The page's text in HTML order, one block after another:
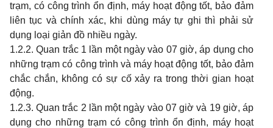
trạm, có công trình ổn định, máy hoạt động tốt, bảo đảm
liên tục và chính xác, khi dùng máy tự ghi thì phải sử
dụng loại giản đồ nhiều ngày.
1.2.2. Quan trắc 1 lần một ngày vào 07 giờ, áp dụng cho
những trạm có công trình và máy hoạt động tốt, bảo đảm
chắc chắn, không có sự cố xảy ra trong thời gian hoạt
động.
1.2.3. Quan trắc 2 lần một ngày vào 07 giờ và 19 giờ, áp
dụng cho những trạm có công trình ổn định, máy hoạt